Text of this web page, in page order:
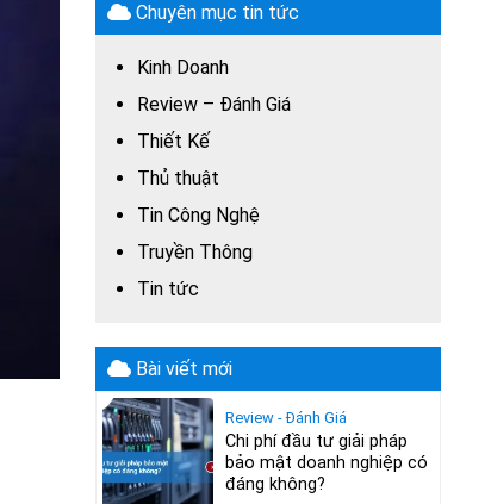
Chuyên mục tin tức
Kinh Doanh
Review – Đánh Giá
Thiết Kế
Thủ thuật
Tin Công Nghệ
Truyền Thông
Tin tức
Bài viết mới
Review - Đánh Giá
Chi phí đầu tư giải pháp
bảo mật doanh nghiệp có
đáng không?